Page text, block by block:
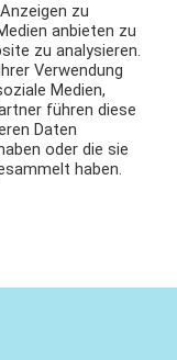
zu
anbieten zu
zu analysieren.
Verwendung
Medien,
führen diese
Daten
oder die sie
haben.